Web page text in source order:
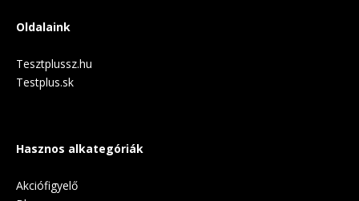
Oldalaink
Tesztplussz.hu
Testplus.sk
Hasznos alkategóriák
Akciófigyelő